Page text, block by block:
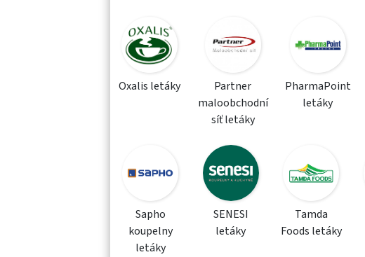
Oxalis letáky
Partner
maloobchodní
síť letáky
PharmaPoint
letáky
Sapho
koupelny
letáky
SENESI
letáky
Tamda
Foods letáky